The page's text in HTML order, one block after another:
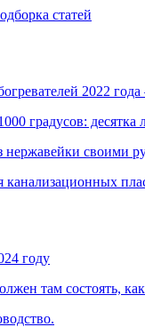
статей
2022
градусов:
нержавейки своими
канализационных
году
там состоять,